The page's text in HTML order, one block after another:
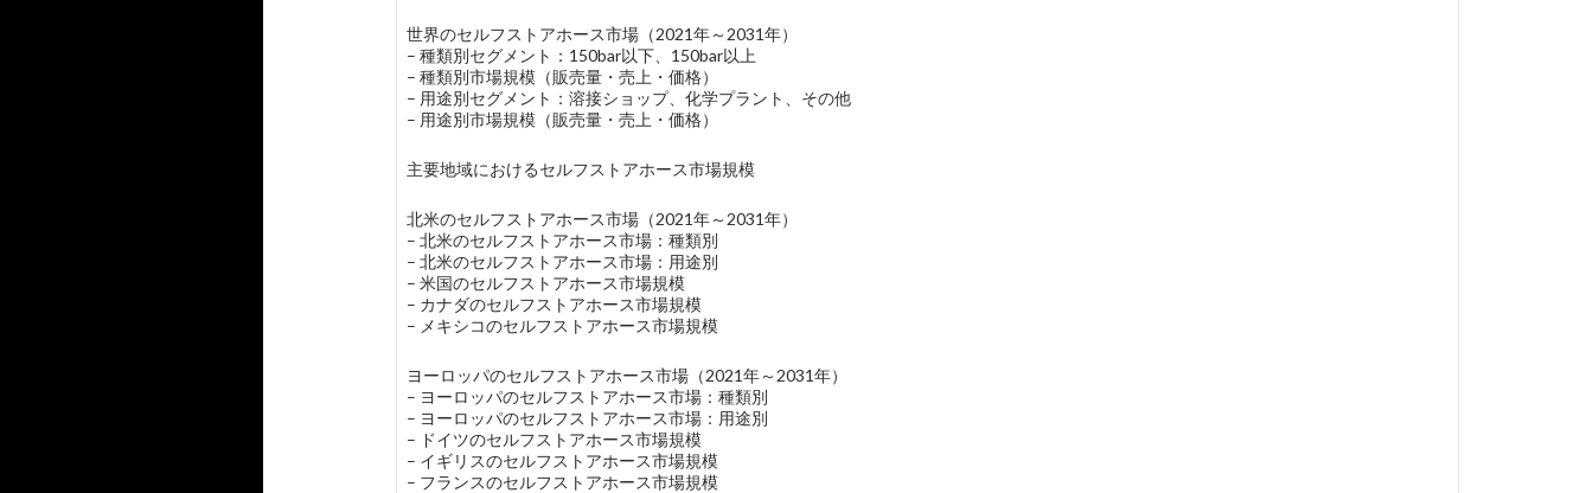
世界のセルフストアホース市場（2021年～2031年）
– 種類別セグメント：150bar以下、150bar以上
– 種類別市場規模（販売量・売上・価格）
– 用途別セグメント：溶接ショップ、化学プラント、その他
– 用途別市場規模（販売量・売上・価格）
主要地域におけるセルフストアホース市場規模
北米のセルフストアホース市場（2021年～2031年）
– 北米のセルフストアホース市場：種類別
– 北米のセルフストアホース市場：用途別
– 米国のセルフストアホース市場規模
– カナダのセルフストアホース市場規模
– メキシコのセルフストアホース市場規模
ヨーロッパのセルフストアホース市場（2021年～2031年）
– ヨーロッパのセルフストアホース市場：種類別
– ヨーロッパのセルフストアホース市場：用途別
– ドイツのセルフストアホース市場規模
– イギリスのセルフストアホース市場規模
– フランスのセルフストアホース市場規模